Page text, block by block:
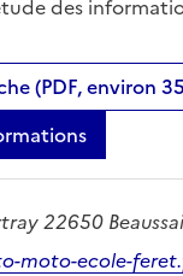
des
(PDF, environ
22650
moto-ecole-